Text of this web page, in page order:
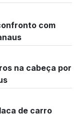
com
na cabeça por
de carro